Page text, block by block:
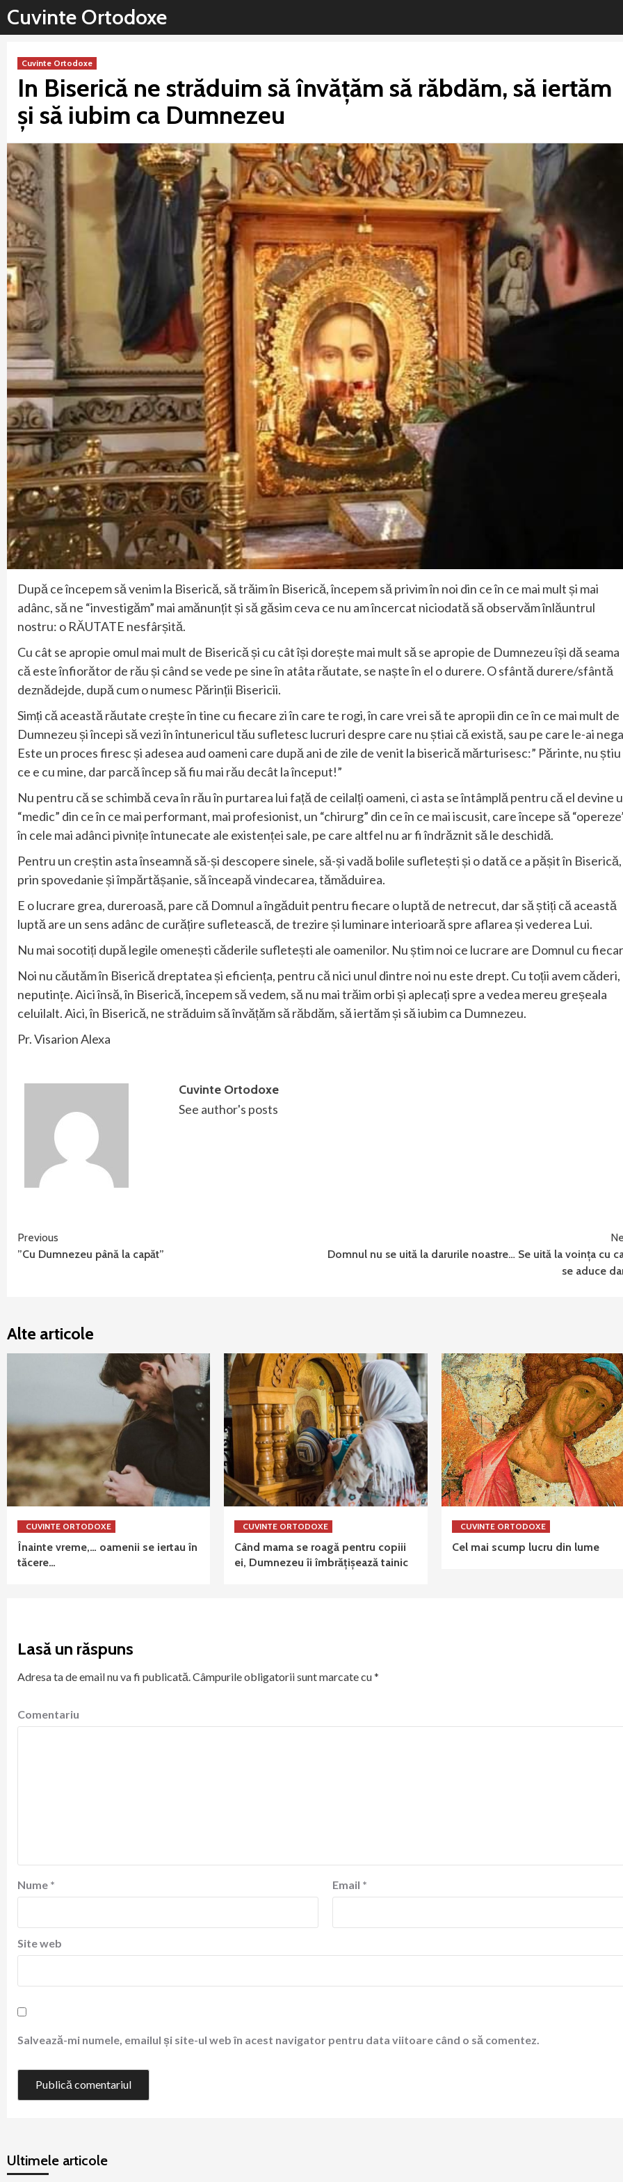
SariCuvinte Ortodoxe
Cuvinte Ortodoxe
In Biserică ne străduim să învățăm să răbdăm, să iertăm
și să iubim ca Dumnezeu
După ce începem să venim la Biserică, să trăim în Biserică, începem să privim în noi din ce în ce mai mult și mai
adânc, să ne “investigăm” mai amănunțit și să găsim ceva ce nu am încercat niciodată să observăm înlăuntrul
nostru: o RĂUTATE nesfârșită.
Cu cât se apropie omul mai mult de Biserică și cu cât își dorește mai mult să se apropie de Dumnezeu își dă seama
că este înfiorător de rău și când se vede pe sine în atâta răutate, se naște în el o durere. O sfântă durere/sfântă
deznădejde, după cum o numesc Părinții Bisericii.
Simți că această răutate crește în tine cu fiecare zi în care te rogi, în care vrei să te apropii din ce în ce mai mult de
Dumnezeu și începi să vezi în întunericul tău sufletesc lucruri despre care nu știai că există, sau pe care le-ai
Este un proces firesc și adesea aud oameni care după ani de zile de venit la biserică mărturisesc:” Părinte, nu știu
ce e cu mine, dar parcă încep să fiu mai rău decât la început!”
Nu pentru că se schimbă ceva în rău în purtarea lui față de ceilalți oameni, ci asta se întâmplă pentru că el devine
“medic” din ce în ce mai performant, mai profesionist, un “chirurg” din ce în ce mai iscusit, care începe să
în cele mai adânci pivnițe întunecate ale existenței sale, pe care altfel nu ar fi îndrăznit să le deschidă.
Pentru un creștin asta înseamnă să-și descopere sinele, să-și vadă bolile sufletești și o dată ce a pășit în Biserică,
prin spovedanie și împărtășanie, să înceapă vindecarea, tămăduirea.
E o lucrare grea, dureroasă, pare că Domnul a îngăduit pentru fiecare o luptă de netrecut, dar să știți că această
luptă are un sens adânc de curățire sufletească, de trezire și luminare interioară spre aflarea și vederea Lui.
Nu mai socotiți după legile omenești căderile sufletești ale oamenilor. Nu știm noi ce lucrare are Domnul cu
Noi nu căutăm în Biserică dreptatea și eficiența, pentru că nici unul dintre noi nu este drept. Cu toții avem căderi,
neputințe. Aici însă, în Biserică, începem să vedem, să nu mai trăim orbi și aplecați spre a vedea mereu greșeala
celuilalt. Aici, în Biserică, ne străduim să învățăm să răbdăm, să iertăm și să iubim ca Dumnezeu.
Pr. Visarion Alexa
Cuvinte Ortodoxe
See author's posts
Continue
Reading
Previous
”Cu Dumnezeu până la capăt”
Domnul nu se uită la darurile noastre… Se uită la voința cu
se aduce
Alte articole
CUVINTE ORTODOXE
Înainte vreme,… oamenii se iertau în
tăcere…
CUVINTE ORTODOXE
Când mama se roagă pentru copiii
ei, Dumnezeu îi îmbrățișează tainic
CUVINTE ORTODOXE
Cel mai scump lucru din lume
Lasă un răspuns
Adresa ta de email nu va fi publicată. Câmpurile obligatorii sunt marcate cu*
Comentariu
Nume * Email *
Site web
Salvează-mi numele, emailul și site-ul web în acest navigator pentru data viitoare când o să comentez.
Ultimele articole